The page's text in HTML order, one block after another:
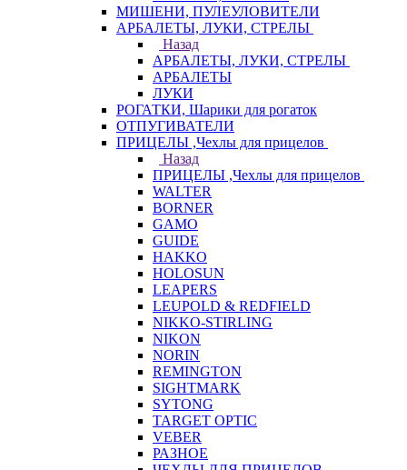
МИШЕНИ, ПУЛЕУЛОВИТЕЛИ
АРБАЛЕТЫ, ЛУКИ, СТРЕЛЫ
Назад
АРБАЛЕТЫ, ЛУКИ, СТРЕЛЫ
АРБАЛЕТЫ
ЛУКИ
РОГАТКИ, Шарики для рогаток
ОТПУГИВАТЕЛИ
ПРИЦЕЛЫ ,Чехлы для прицелов
Назад
ПРИЦЕЛЫ ,Чехлы для прицелов
WALTER
BORNER
GAMO
GUIDE
HAKKO
HOLOSUN
LEAPERS
LEUPOLD & REDFIELD
NIKKO-STIRLING
NIKON
NORIN
REMINGTON
SIGHTMARK
SYTONG
TARGET OPTIC
VEBER
РАЗНОЕ